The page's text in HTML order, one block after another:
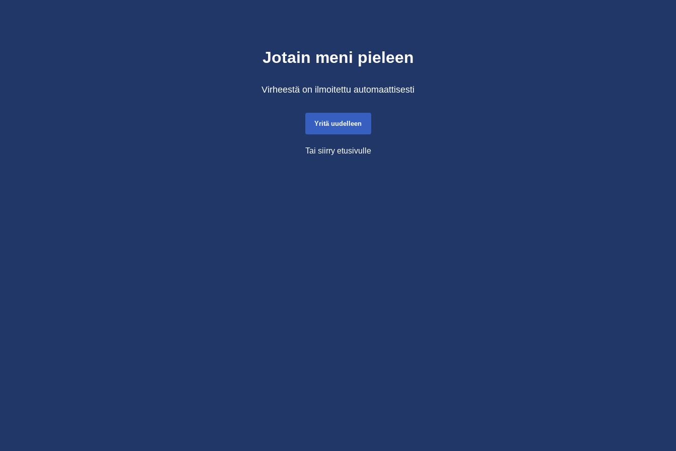
Jotain meni pieleen
Virheestä on ilmoitettu automaattisesti
Yritä uudelleen
Tai siirry etusivulle